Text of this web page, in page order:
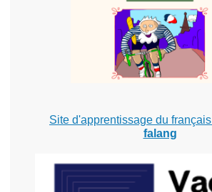
Site d'apprentissage du français
falang